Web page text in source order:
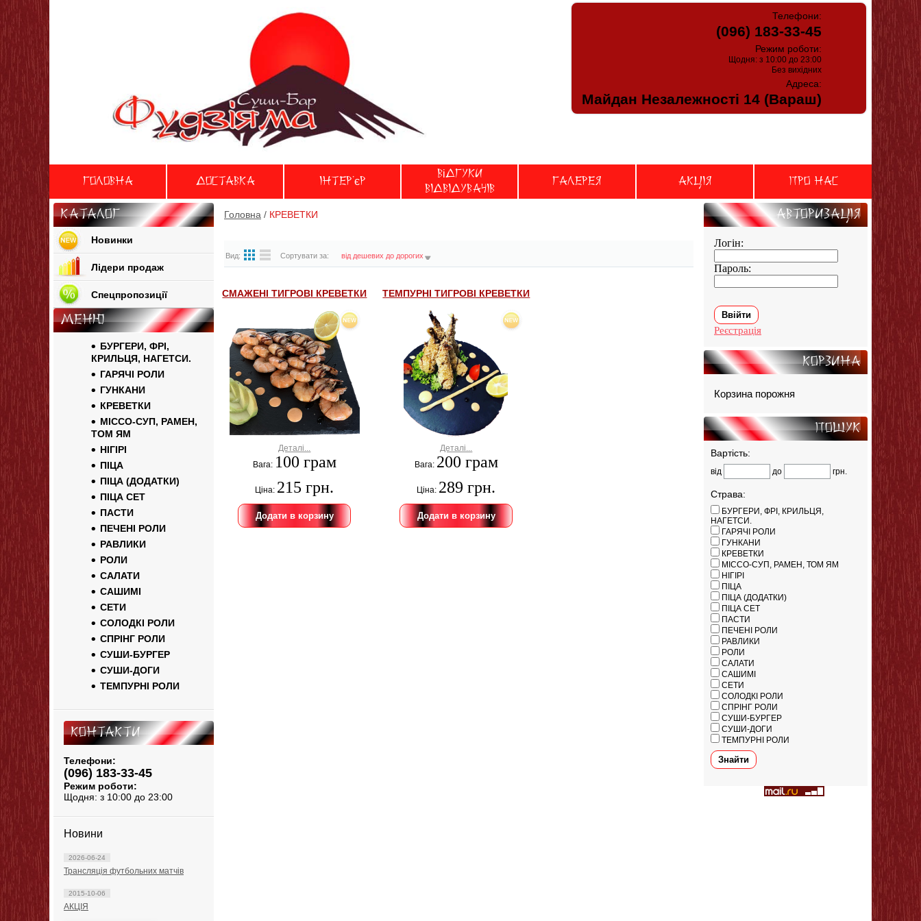
Телефони:
(096) 183-33-45
Режим роботи:
Щодня: з 10:00 до 23:00
Без вихідних
Адреса:
Майдан Незалежності 14 (Вараш)
Головна Доставка Iнтер'єр
Відгуки
вiдвiдувачiв
Галерея АКЦIЯ Про нас
Головна / КРЕВЕТКИ
Вид: Сортувати за: від дешевих до дорогих
СМАЖЕНІ ТИГРОВІ КРЕВЕТКИ
Деталі...
Вага: 100 грам
Ціна: 215 грн.
ТЕМПУРНІ ТИГРОВІ КРЕВЕТКИ
Деталі...
Вага: 200 грам
Ціна: 289 грн.
Каталог
Новинки
Лідери продаж
Спецпропозиції
Меню
БУРГЕРИ, ФРІ,
КРИЛЬЦЯ, НАГЕТСИ.
ГАРЯЧІ РОЛИ
ГУНКАНИ
КРЕВЕТКИ
МІССО-СУП, РАМЕН,
ТОМ ЯМ
НІГІРІ
ПІЦА
ПІЦА (ДОДАТКИ)
ПІЦА СЕТ
ПАСТИ
ПЕЧЕНІ РОЛИ
РАВЛИКИ
РОЛИ
САЛАТИ
САШИМІ
СЕТИ
СОЛОДКІ РОЛИ
СПРІНГ РОЛИ
СУШИ-БУРГЕР
СУШИ-ДОГИ
ТЕМПУРНІ РОЛИ
Контакти
Телефони:
(096) 183-33-45
Режим роботи:
Щодня: з 10:00 до 23:00
Новини
2026-06-24
Трансляція футбольних матчів
2015-10-06
АКЦІЯ
Авторизацiя
Логін:
Пароль:
Реєстрація
Корзина
Корзина порожня
Пошук
Вартість:
від до грн.
Страва:
БУРГЕРИ, ФРІ, КРИЛЬЦЯ,
НАГЕТСИ.
ГАРЯЧІ РОЛИ
ГУНКАНИ
КРЕВЕТКИ
МІССО-СУП, РАМЕН, ТОМ ЯМ
НІГІРІ
ПІЦА
ПІЦА (ДОДАТКИ)
ПІЦА СЕТ
ПАСТИ
ПЕЧЕНІ РОЛИ
РАВЛИКИ
РОЛИ
САЛАТИ
САШИМІ
СЕТИ
СОЛОДКІ РОЛИ
СПРІНГ РОЛИ
СУШИ-БУРГЕР
СУШИ-ДОГИ
ТЕМПУРНІ РОЛИ